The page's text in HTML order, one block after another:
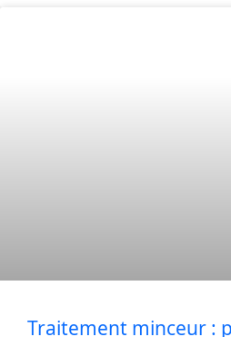
Traitement minceur :